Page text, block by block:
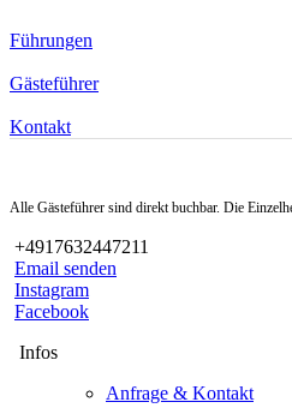
Führungen
Gästeführer
Kontakt
Alle Gästeführer sind direkt buchbar. Die
+4917632447211
Email senden
Instagram
Facebook
Infos
Anfrage & Kontakt